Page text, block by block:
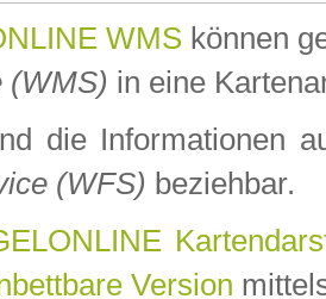
WMS können
(WMS) in eine
die Informationen
(WFS) beziehbar.
Version